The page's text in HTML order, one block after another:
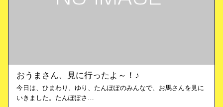
おうまさん、見に行ったよ～！♪
今日は、ひまわり、ゆり、たんぽぽのみんなで、お馬さんを見に
いきました。たんぽぽさ…